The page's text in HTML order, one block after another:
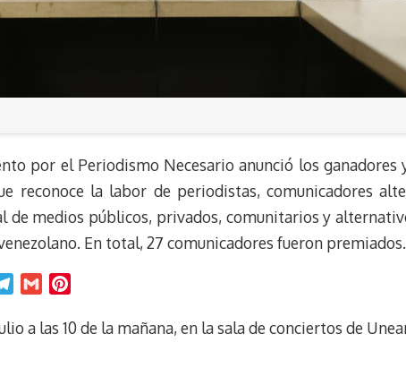
por el Periodismo Necesario anunció los ganadores
reconoce la labor de periodistas, comunicadores
de medios públicos, privados, comunitarios y
En total, 27 comunicadores fueron premiados.
l
a
n
a las 10 de la mañana, en la sala de conciertos de